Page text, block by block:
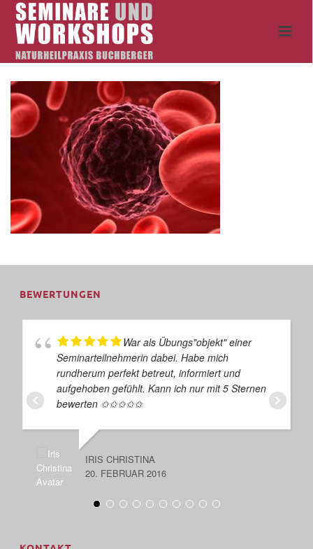
BEWERTUNGEN
War als Übungs"objekt" einer
Seminarteilnehmerin dabei. Habe mich
rundherum perfekt betreut, informiert und
aufgehoben gefühlt. Kann ich nur mit 5 Sternen
bewerten ✩✩✩✩✩
IRIS CHRISTINA
20. FEBRUAR 2016